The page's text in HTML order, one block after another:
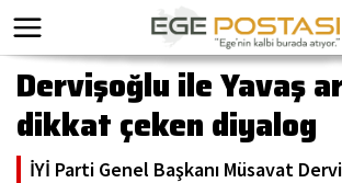
Dervişoğlu ile Yavaş
dikkat çeken diyalog
İYİ Parti Genel Başkanı Müsavat